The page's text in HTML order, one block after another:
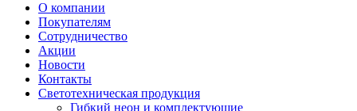
О компании
Покупателям
Сотрудничество
Акции
Новости
Контакты
Светотехническая продукция
Гибкий неон и комплектующие